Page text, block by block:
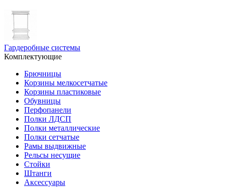
Гардеробные системы
Комплектующие
Брючницы
Корзины мелкосетчатые
Корзины пластиковые
Обувницы
Перфопанели
Полки ЛДСП
Полки металлические
Полки сетчатые
Рамы выдвижные
Рельсы несущие
Стойки
Штанги
Аксессуары